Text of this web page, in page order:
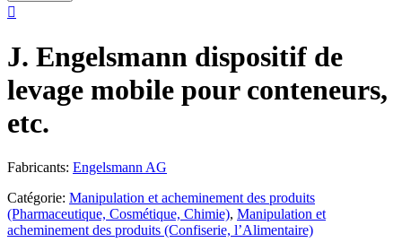

J. Engelsmann dispositif de
levage mobile pour conteneurs,
etc.
Fabricants: Engelsmann AG
Catégorie: Manipulation et acheminement des produits
(Pharmaceutique, Cosmétique, Chimie), Manipulation et
acheminement des produits (Confiserie, l’Alimentaire)